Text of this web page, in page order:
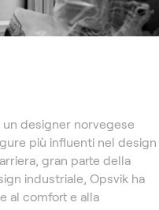
designer norvegese
più influenti nel design
gran parte della
industriale, Opsvik ha
al comfort e alla